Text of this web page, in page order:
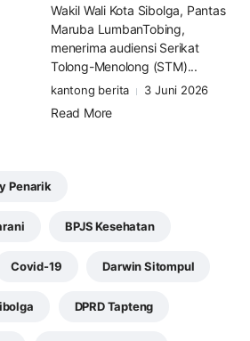
Wakil Wali Kota Sibolga, Pantas
Maruba LumbanTobing,
menerima audiensi Serikat
Tolong-Menolong (STM)...
kantong berita 3 Juni 2026
Read More
Penarik
BPJS Kesehatan
Covid-19 Darwin Sitompul
DPRD Tapteng